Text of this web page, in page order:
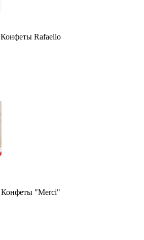
Конфеты Rafaello
Конфеты "Merci"